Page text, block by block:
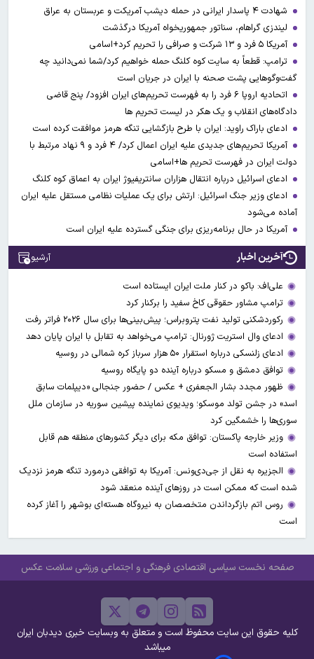
شهادت ۴ پاسدار ایرانی در حمله دیشب آمریکت و عربستان به عراق
لیندزی گراهام، سناتور جمهوریخواه آمریکا درگذشت
آمریکا ۵ فرد و ۱۳ شرکت و صرافی را تحریم کرد+اسامی
ترامپ: قطعاً به سایت کوه کلنگ حمله خواهیم کرد/شما نمی‌دانید چه
گفت‌وگوهایی پشت صحنه با ایران در جریان است
اتحادیه اروپا ۶ فرد را به فهرست تحریم‌های ایران افزود/ پنج قاضی
دادگاه‌های انقلاب و یک هکر در لیست تحریم ها
ادعای باراک راوید: ایران با طرح بازگشایی تنگه هرمز موافقت کرده است
آمریکا تحریم‌های جدیدی علیه ایران اعمال کرد/ ۴ فرد و ۹ نهاد مرتبط با
دولت ایران در فهرست تحریم ها+اسامی
ادعای اسرائیل درباره انتقال هزاران سانتریفیوژ ایران به اعماق کوه کلنگ
ادعای وزیر جنگ اسرائیل: ارتش برای یک عملیات نظامی مستقل علیه ایران
آماده می‌شود
آمریکا در حال برنامه‌ریزی برای جنگی گسترده‌ علیه ایران است
آخرین اخبار آرشیو
علی‌اف: باکو در کنار ملت ایران ایستاده است
ترامپ مشاور حقوقی کاخ سفید را برکنار کرد
رکوردشکنی تولید نفت پتروبراس؛ پیش‌بینی‌ها برای سال ۲۰۲۶ فراتر رفت
ادعای وال‌ استریت ژورنال: ترامپ می‌خواهد به تقابل با ایران پایان دهد
ادعای زلنسکی درباره استقرار ۵۰ هزار سرباز کره شمالی در روسیه
توافق دمشق و مسکو درباره آینده دو پایگاه روسیه
ظهور مجدد بشار الجعفری + عکس / حضور جنجالی «دیپلمات سابق
اسد» در جشن تولد موسکو؛ ویدیوی نماینده پیشین سوریه در سازمان ملل
سوری‌ها را خشمگین کرد
وزیر خارجه پاکستان: توافق مکه برای دیگر کشورهای منطقه هم قابل
استفاده است
الجزیره به نقل از جی‌دی‌ونس: آمریکا به توافقی درمورد تنگه هرمز نزدیک
شده است که ممکن است در روزهای آینده منعقد شود
روس اتم بازگرداندن متخصصان به نیروگاه هسته‌ای بوشهر را آغاز کرده
است
صفحه نخست سیاسی اقتصادی فرهنگی و اجتماعی ورزشی سلامت عکس
کلیه حقوق این سایت محفوظ است و متعلق به وبسایت خبری دیدبان ایران
میباشد